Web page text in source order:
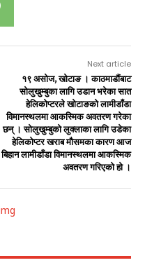
Next article
१९ असोज, खोटाङ । काठमाडौंबाट
सोलुखुम्बुका लागि उडान भरेका सात
हेलिकोप्टरले खोटाङको लामीडाँडा
विमानस्थलमा आकस्मिक अवतरण गरेका
छन् । सोलुखुम्बुको लुक्लाका लागि उडेका
हेलिकोप्टर खराब मौसमका कारण आज
बिहान लामीडाँडा विमानस्थलमा आकस्मिक
अवतरण गरिएको हो ।